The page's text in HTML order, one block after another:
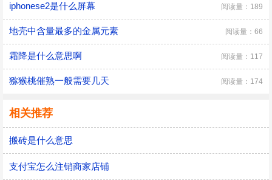
iphonese2是什么屏幕 阅读量：189
地壳中含量最多的金属元素 阅读量：66
霜降是什么意思啊 阅读量：117
猕猴桃催熟一般需要几天 阅读量：174
相关推荐
搬砖是什么意思
支付宝怎么注销商家店铺